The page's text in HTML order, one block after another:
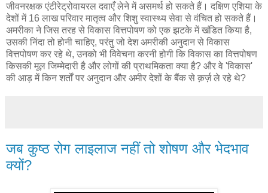
जीवनरक्षक एंटीरेट्रोवायरल दवाएँ लेने में असमर्थ हो सकते हैं। दक्षिण एशिया के
देशों में 16 लाख परिवार मातृत्व और शिशु स्वास्थ्य सेवा से वंचित हो सकते हैं।
अमरीका ने जिस तरह से विकास वित्तपोषण को एक झटके में खंडित किया है,
उसकी निंदा तो होनी चाहिए, परंतु जो देश अमरीकी अनुदान से विकास
वित्तपोषण कर रहे थे, उनको भी विवेचना करनी होगी कि विकास का वित्तपोषण
किसकी मूल जिम्मेदारी है और लोगों की प्राथमिकता क्या है? और वे 'विकास'
की आड़ में किन शर्तों पर अनुदान और अमीर देशों के बैंक से क़र्ज़ ले रहे थे?
जब कुष्ठ रोग लाइलाज नहीं तो शोषण और भेदभाव
क्यों?